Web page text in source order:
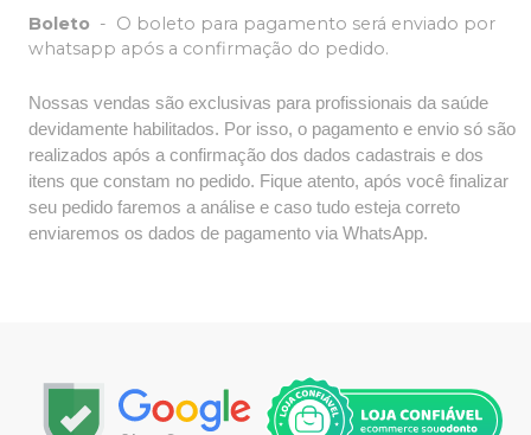
Boleto - O boleto para pagamento será enviado por
whatsapp após a confirmação do pedido.
Nossas vendas são exclusivas para profissionais da saúde
devidamente habilitados. Por isso, o pagamento e envio só são
realizados após a confirmação dos dados cadastrais e dos
itens que constam no pedido. Fique atento, após você finalizar
seu pedido faremos a análise e caso tudo esteja correto
enviaremos os dados de pagamento via WhatsApp.